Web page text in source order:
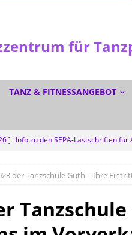
für
TANZ & FITNESSANGEBOT
] Info zu den SEPA-Lastschriften für
] ☀️ GRATIS DURCH DEN SOMMER
]
Dreifacher Deutscher Meistertitel
der Tanzschule Güth – Ihre